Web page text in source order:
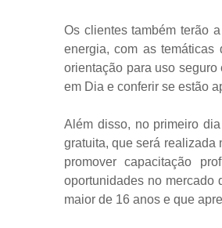
Os clientes também terão
energia, com as
orientação para uso
em Dia e conferir se estão
Além disso, no primeiro
gratuita, que será realizada
promover capacitação
oportunidades no mercado
maior de 16 anos e que